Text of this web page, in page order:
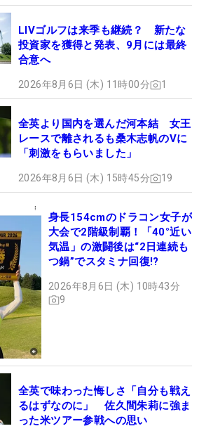
LIVゴルフは来季も継続？ 新たな
投資家を獲得と発表、9月には最終
合意へ
2026年8月6日 (木) 11時00分 1
全英より国内を選んだ河本結 女王
レースで離されるも桑木志帆のVに
「刺激をもらいました」
2026年8月6日 (木) 15時45分 19
身長154cmのドラコン女子が
大会で2階級制覇！「40°近い
気温」の激闘後は“2日連続も
つ鍋”でスタミナ回復!?
2026年8月6日 (木) 10時43分
9
全英で味わった悔しさ「自分も戦え
るはずなのに」 佐久間朱莉に強ま
った米ツアー参戦への思い